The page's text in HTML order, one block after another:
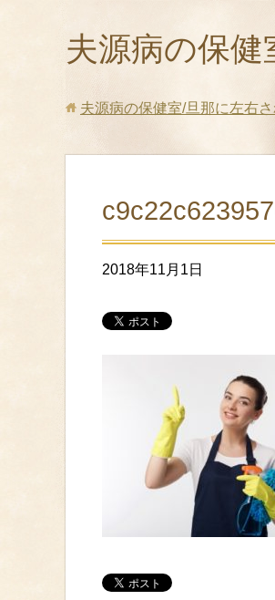
夫源病の保
夫源病の保健室/旦那に左右
2018年11月1日